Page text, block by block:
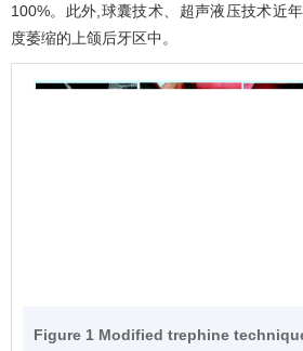
100%。此外,球囊技术、超声液压技术近
度萎缩的上颌后牙区中。
Figure 1 Modified trephine